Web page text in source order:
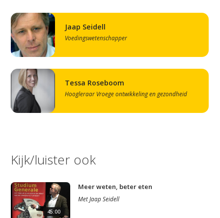
Jaap Seidell
Voedingswetenschapper
Tessa Roseboom
Hoogleraar Vroege ontwikkeling en gezondheid
Kijk/luister ook
45:00
Meer weten, beter eten
MetJaap Seidell